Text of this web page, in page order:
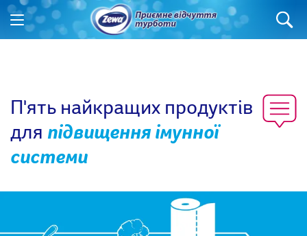
П'ять найкращих продуктів
для підвищення імунної
системи